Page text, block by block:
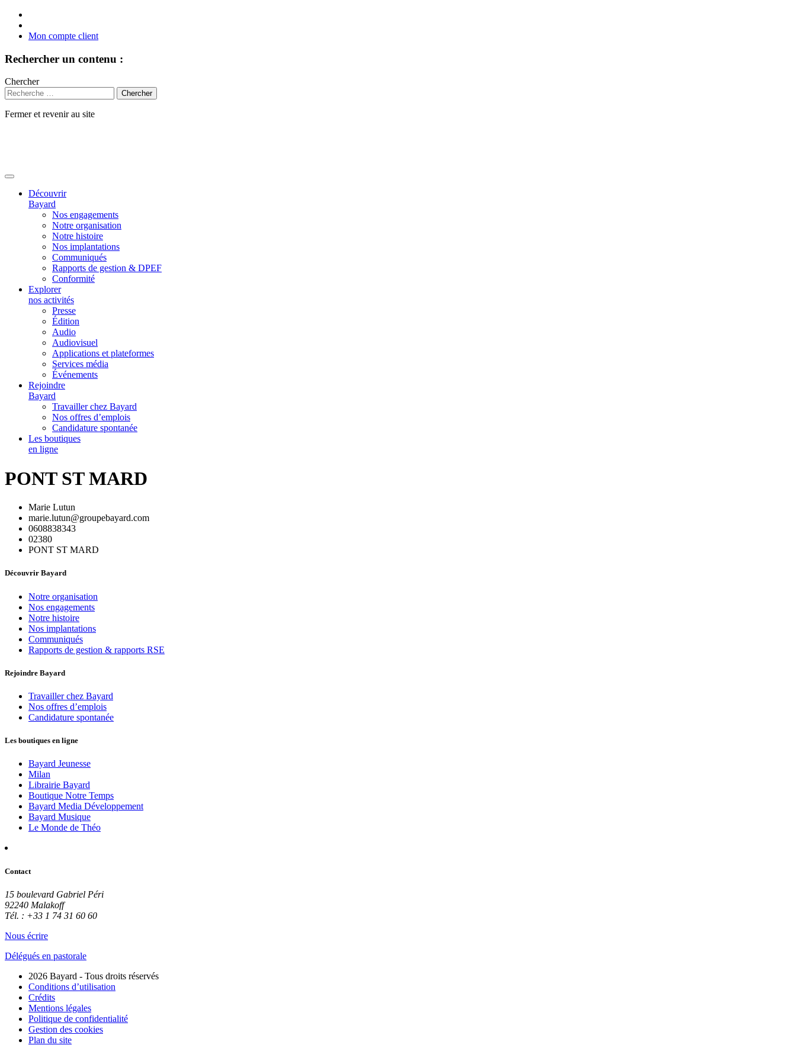
Mon compte client
Rechercher un contenu :
Chercher
Fermer et revenir au site
Découvrir
Bayard
Nos engagements
Notre organisation
Notre histoire
Nos implantations
Communiqués
Rapports de gestion & DPEF
Conformité
Explorer
nos activités
Presse
Édition
Audio
Audiovisuel
Applications et plateformes
Services média
Événements
Rejoindre
Bayard
Travailler chez Bayard
Nos offres d’emplois
Candidature spontanée
Les boutiques
en ligne
PONT ST MARD
Marie Lutun
marie.lutun@groupebayard.com
0608838343
02380
PONT ST MARD
Découvrir Bayard
Notre organisation
Nos engagements
Notre histoire
Nos implantations
Communiqués
Rapports de gestion & rapports RSE
Rejoindre Bayard
Travailler chez Bayard
Nos offres d’emplois
Candidature spontanée
Les boutiques en ligne
Bayard Jeunesse
Milan
Librairie Bayard
Boutique Notre Temps
Bayard Media Développement
Bayard Musique
Le Monde de Théo
Contact
15 boulevard Gabriel Péri
92240 Malakoff
Tél. : +33 1 74 31 60 60
Nous écrire
Délégués en pastorale
2026 Bayard - Tous droits réservés
Conditions d’utilisation
Crédits
Mentions légales
Politique de confidentialité
Gestion des cookies
Plan du site